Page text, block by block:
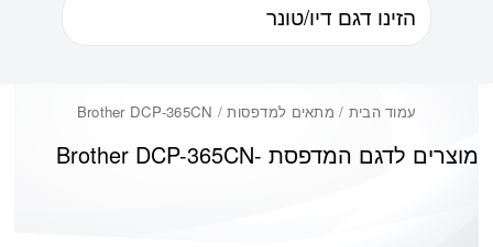
עמוד הבית / מתאים למדפסות / Brother DCP-365CN
Brother DCP-365CNמוצרים לדגם המדפסת -